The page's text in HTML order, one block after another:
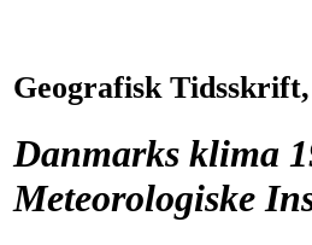
Geografisk
Danmarks klima
Meteorologiske